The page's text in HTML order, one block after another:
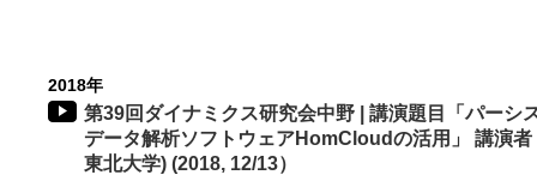
2018年
第39回ダイナミクス研究会中野 | 講演題目「パーシ
データ解析ソフトウェアHomCloudの活用」 講演
東北大学) (2018, 12/13）